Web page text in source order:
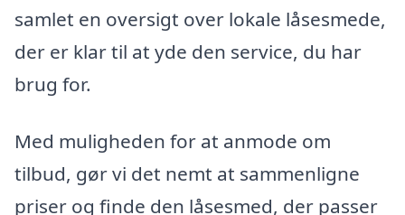
samlet en oversigt over lokale låsesmede,
der er klar til at yde den service, du har
brug for.
Med muligheden for at anmode om
tilbud, gør vi det nemt at sammenligne
priser og finde den låsesmed, der passer